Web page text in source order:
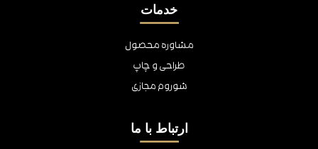
خدمات
مشاوره محصول
طراحی و چاپ
شوروم مجازی
ارتباط با ما